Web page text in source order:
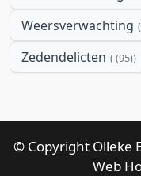
Weersverwachting
Zedendelicten (95)
© Copyright Olleke
Web